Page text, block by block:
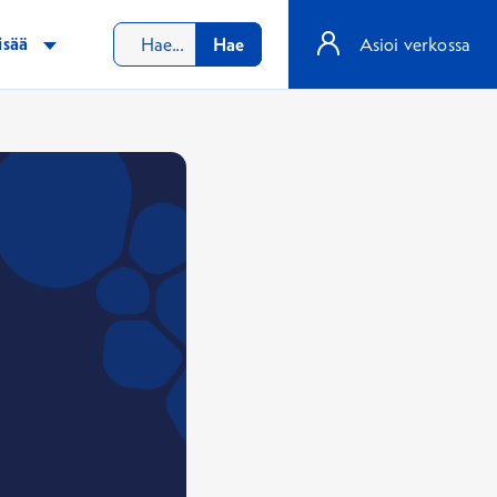
Hae Asioi verkossa